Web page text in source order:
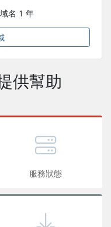
名 1 年
供幫助
服務狀態